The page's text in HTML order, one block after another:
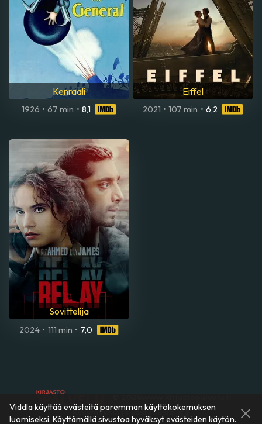
Kenraali
1926 • 67 min • 8,1
Eiffel
2021 • 107 min • 6,2
Sovittelija
2024 • 111 min • 7,0
Kysymyksiä ja vastauksia
Viddla käyttää evästeitä paremman käyttökokemuksen
luomiseksi. Käyttämällä sivustoa hyväksyt evästeiden käytön.